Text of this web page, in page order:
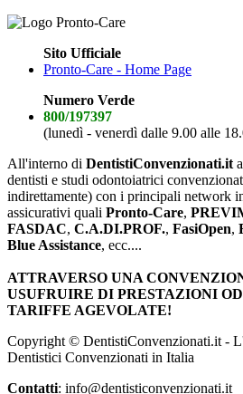
Sito Ufficiale
Pronto-Care - Home Page
Numero Verde
800/197397
(lunedì - venerdì dalle 9.00 alle
All'interno di DentistiConvenzionati.it
dentisti e studi odontoiatrici
indirettamente) con i principali network
assicurativi quali Pronto-Care,
FASDAC, C.A.DI.PROF., FasiOpen,
Blue Assistance, ecc....
ATTRAVERSO UNA
USUFRUIRE DI PRESTAZIONI
TARIFFE AGEVOLATE!
Copyright © DentistiConvenzionati.it -
Dentistici Convenzionati in Italia
Contatti: info@dentisticonvenzionati.it